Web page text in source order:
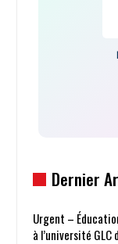
Dernier
Urgent –
à l’université GLC